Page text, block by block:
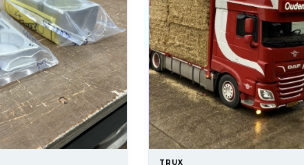
TRUX